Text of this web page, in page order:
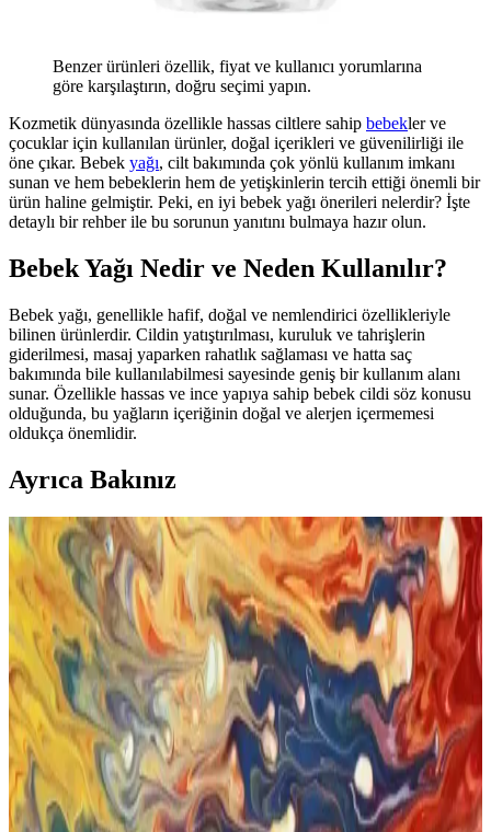
Benzer ürünleri özellik, fiyat ve kullanıcı yorumlarına
göre karşılaştırın, doğru seçimi yapın.
Kozmetik dünyasında özellikle hassas ciltlere sahip bebekler ve
çocuklar için kullanılan ürünler, doğal içerikleri ve güvenilirliği ile
öne çıkar. Bebek yağı, cilt bakımında çok yönlü kullanım imkanı
sunan ve hem bebeklerin hem de yetişkinlerin tercih ettiği önemli bir
ürün haline gelmiştir. Peki, en iyi bebek yağı önerileri nelerdir? İşte
detaylı bir rehber ile bu sorunun yanıtını bulmaya hazır olun.
Bebek Yağı Nedir ve Neden Kullanılır?
Bebek yağı, genellikle hafif, doğal ve nemlendirici özellikleriyle
bilinen ürünlerdir. Cildin yatıştırılması, kuruluk ve tahrişlerin
giderilmesi, masaj yaparken rahatlık sağlaması ve hatta saç
bakımında bile kullanılabilmesi sayesinde geniş bir kullanım alanı
sunar. Özellikle hassas ve ince yapıya sahip bebek cildi söz konusu
olduğunda, bu yağların içeriğinin doğal ve alerjen içermemesi
oldukça önemlidir.
Ayrıca Bakınız
Sağlıklı Güzellik İçin Doğal ve Güvenilir Kozmetik
Seçenekleri Rehberi
Sağlıklı ve doğal kozmetik ürünleri, hassas ciltlere uygun, kimyasal
içermeyen seçenekler sunar. Bebek yağı ve Nashi Argan gibi
markalar, güvenle tercih edilebilir ürünler sağlar.
Bebek Yağları ve Kozmetik Sektöründeki Doğallık
Trendleri
Bebek yağı, doğal içerikleri ve çok yönlü kullanımıyla kozmetikte
öne çıkıyor. Cilt, saç ve masajda tercih edilen bu ürünler, sağlıklı
güzellik için doğal bakımın vazgeçilmezi oluyor.